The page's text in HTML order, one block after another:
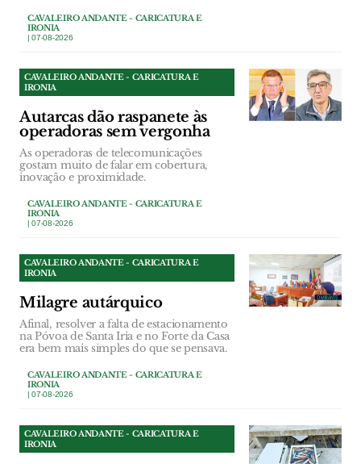
CAVALEIRO ANDANTE - CARICATURA E
IRONIA
| 07-08-2026
CAVALEIRO ANDANTE - CARICATURA E
IRONIA
Autarcas dão raspanete às
operadoras sem vergonha
As operadoras de telecomunicações
gostam muito de falar em cobertura,
inovação e proximidade.
CAVALEIRO ANDANTE - CARICATURA E
IRONIA
| 07-08-2026
CAVALEIRO ANDANTE - CARICATURA E
IRONIA
Milagre autárquico
Afinal, resolver a falta de estacionamento
na Póvoa de Santa Iria e no Forte da Casa
era bem mais simples do que se pensava.
CAVALEIRO ANDANTE - CARICATURA E
IRONIA
| 07-08-2026
CAVALEIRO ANDANTE - CARICATURA E
IRONIA